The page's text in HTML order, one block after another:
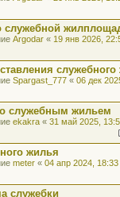
служебной
Argodar « 19 янв 2026,
служебного
Spargast_777 « 06 дек
служебным жильем
ekakra « 31 май 2025,
жилья
meter « 04 апр 2024, 18:33
служебки